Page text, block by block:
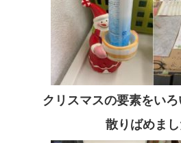
クリスマスの要素をい
散りばめま